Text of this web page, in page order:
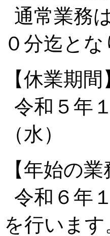
通常業務
０分迄とな
【休業期間
令和５年
（水）
【年始の業
令和６年
を行います